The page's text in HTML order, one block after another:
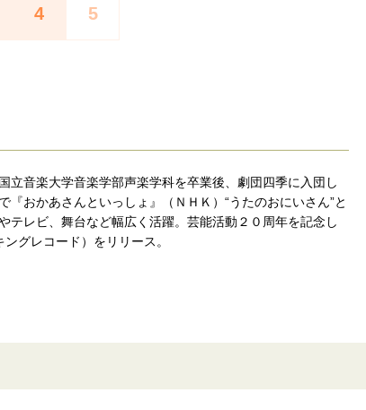
4 5
音楽大学⾳楽学部声楽学科を卒業後、劇団四季に入団し
おかあさんといっしょ』（ＮＨＫ）“うたのおにいさん”と
テレビ、舞台など幅広く活躍。芸能活動２０周年を記念し
グレコード）をリリース。